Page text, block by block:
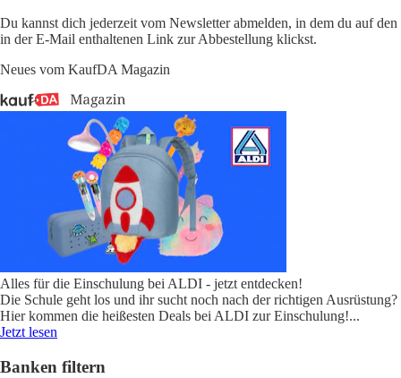
Du kannst dich jederzeit vom Newsletter abmelden, in dem du auf den
in der E-Mail enthaltenen Link zur Abbestellung klickst.
Neues vom KaufDA Magazin
Alles für die Einschulung bei ALDI - jetzt entdecken!
Die Schule geht los und ihr sucht noch nach der richtigen Ausrüstung?
Hier kommen die heißesten Deals bei ALDI zur Einschulung!...
Jetzt lesen
Banken filtern